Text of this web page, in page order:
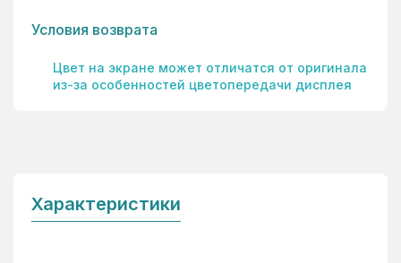
Условия возврата
Цвет на экране может отличатся от оригинала
из-за особенностей цветопередачи дисплея
Характеристики